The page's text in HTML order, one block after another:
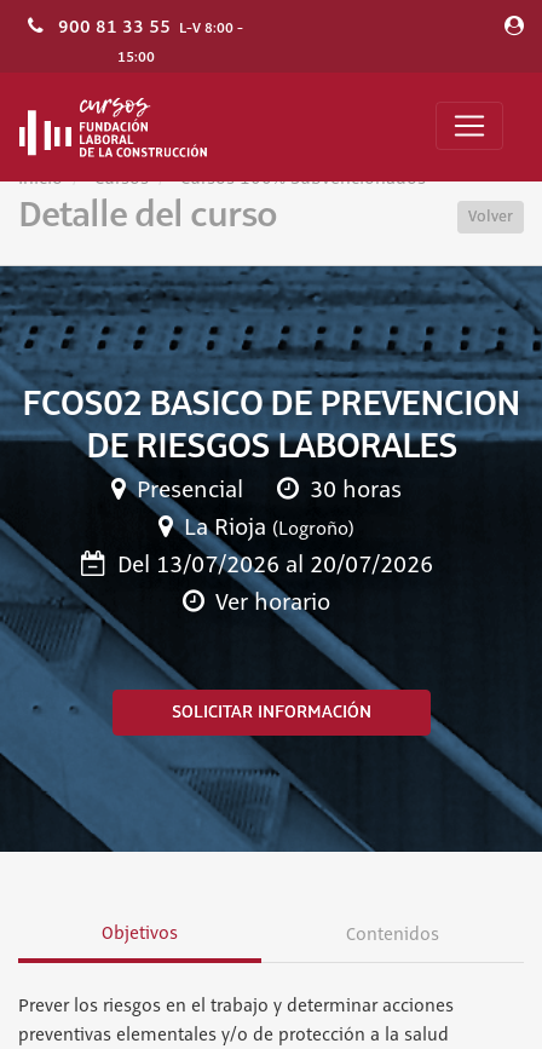
900 81 33 55 L-V 8:00 -
15:00
Inicio Cursos Cursos 100% Subvencionados
Detalle del curso Volver
FCOS02 BASICO DE PREVENCION
DE RIESGOS LABORALES
Presencial
30 horas
La Rioja (Logroño)
Del 13/07/2026 al 20/07/2026
Ver horario
SOLICITAR INFORMACIÓN
Objetivos Contenidos
Prever los riesgos en el trabajo y determinar acciones
preventivas elementales y/o de protección a la salud